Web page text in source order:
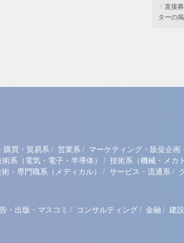
直接
ターの
購買・貿易系/ 営業系 / マーケティング・販促企画
術系（電気・電子・半導体） / 技術系（機械・メカ
術・専門職系（メディカル） / サービス・流通系 /
・出版・マスコミ / コンサルティング / 金融 / 建